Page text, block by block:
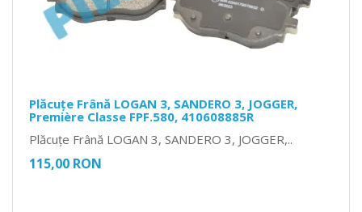
Plăcuțe Frână LOGAN 3, SANDERO 3, JOGGER,
Première Classe FPF.580, 410608885R
Plăcuțe Frână LOGAN 3, SANDERO 3, JOGGER,..
115,00 RON